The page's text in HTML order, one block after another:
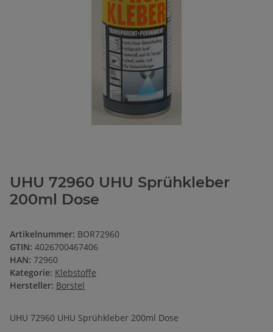
UHU 72960 UHU Sprühkleber
200ml Dose
Artikelnummer: BOR72960
GTIN: 4026700467406
HAN: 72960
Kategorie: Klebstoffe
Hersteller: Borstel
UHU 72960 UHU Sprühkleber 200ml Dose